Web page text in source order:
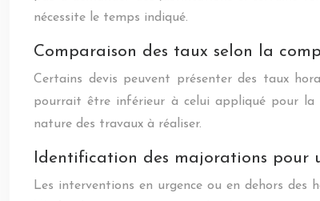
nécessite le temps indiqué.
Comparaison des taux selon la
Certains devis peuvent présenter des taux
pourrait être inférieur à celui appliqué pour la
nature des travaux à réaliser.
Identification des majorations pour
Les interventions en urgence ou en dehors des